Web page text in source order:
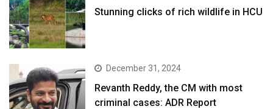
Stunning clicks of rich wildlife in HCU
December 31, 2024
Revanth Reddy, the CM with most
criminal cases: ADR Report